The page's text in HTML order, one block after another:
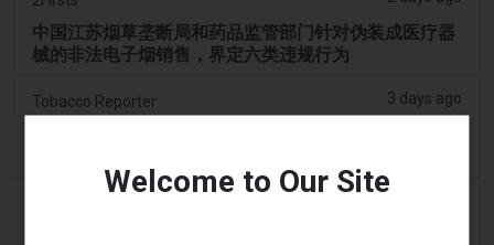
中国江苏烟草垄断局和药品监管部门针对伪装成医疗器
械的非法电子烟销售，界定六类违规行为
Tobacco Reporter 3 days ago
Welcome to Our Site